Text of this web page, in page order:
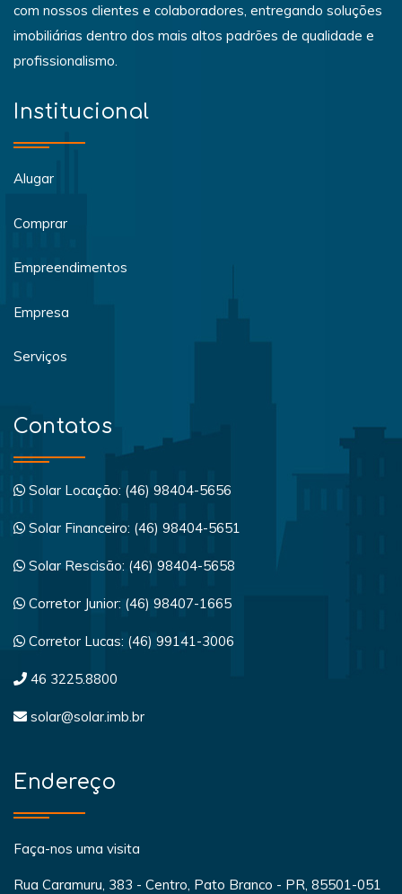
com nossos clientes e colaboradores, entregando soluções
imobiliárias dentro dos mais altos padrões de qualidade e
profissionalismo.
Institucional
Alugar
Comprar
Empreendimentos
Empresa
Serviços
Contatos
Solar Locação: (46) 98404-5656
Solar Financeiro: (46) 98404-5651
Solar Rescisão: (46) 98404-5658
Corretor Junior: (46) 98407-1665
Corretor Lucas: (46) 99141-3006
46 3225.8800
solar@solar.imb.br
Endereço
Faça-nos uma visita
Rua Caramuru, 383 - Centro, Pato Branco - PR, 85501-051